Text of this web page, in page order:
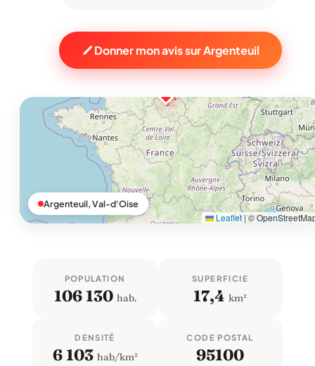
Donner mon avis sur Argenteuil
Leaflet|©
Argenteuil, Val-d'Oise
POPULATION
106 130 hab.
SUPERFICIE
17,4 km²
DENSITÉ
6 103 hab/km²
CODE POSTAL
95100